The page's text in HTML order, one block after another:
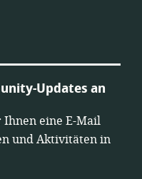
Updates an
eine E-Mail
und Aktivitäten in